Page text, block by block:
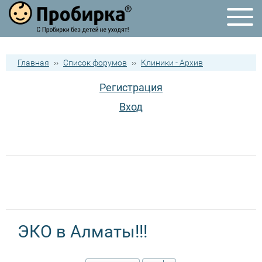
Главная ›› Список форумов ›› Клиники - Архив
Регистрация
Вход
ЭКО в Алматы!!!